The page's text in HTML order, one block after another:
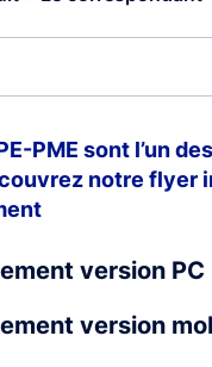
PME sont l’un
notre flyer
version PC
version